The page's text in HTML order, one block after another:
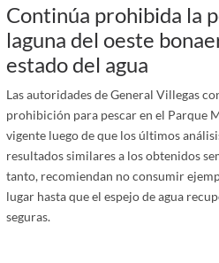
Continúa prohibida la
laguna del oeste
estado del agua
Las autoridades de General Villegas
prohibición para pescar en el Parque
vigente luego de que los últimos
resultados similares a los obtenidos
tanto, recomiendan no consumir
lugar hasta que el espejo de agua
seguras.